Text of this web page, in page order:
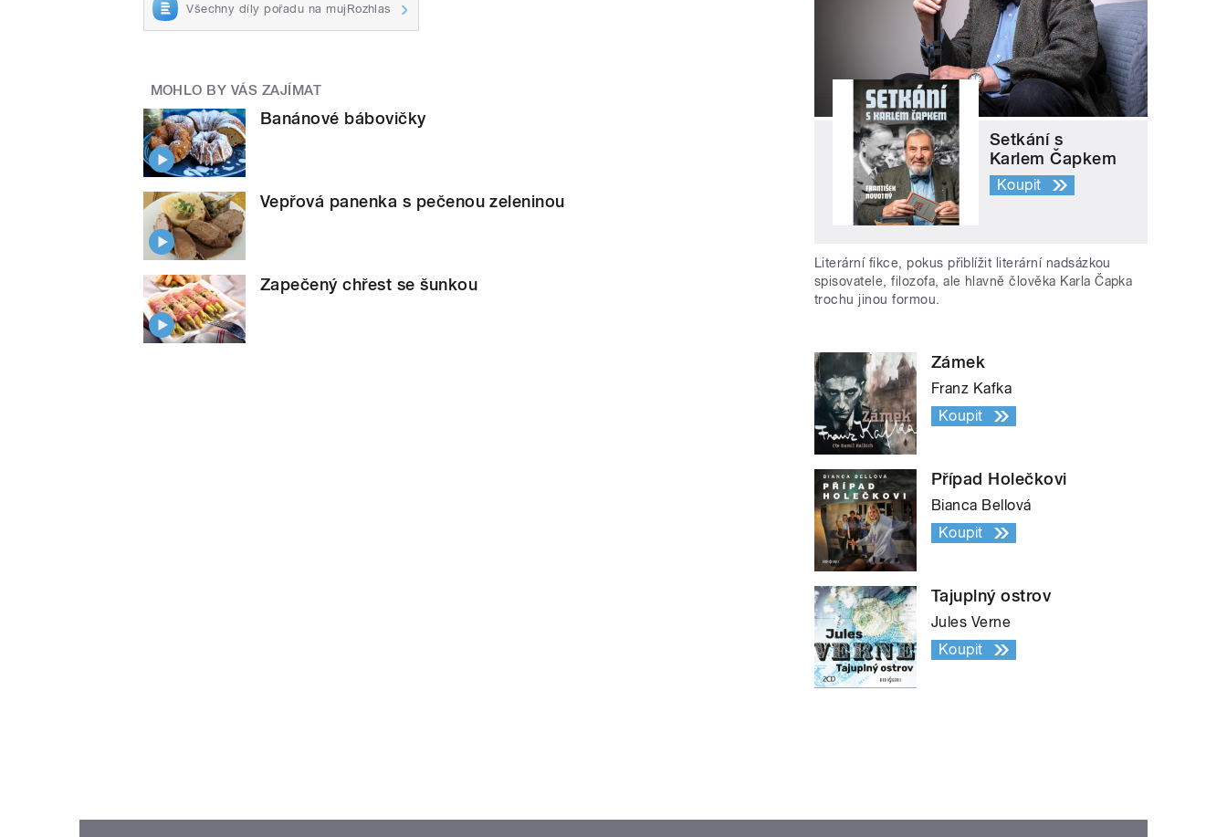
Všechny díly pořadu na mujRozhlas
MOHLO BY VÁS ZAJÍMAT
Banánové bábovičky
Vepřová panenka s pečenou zeleninou
Zapečený chřest se šunkou
Setkání s
Karlem Čapkem
Koupit
Literární fikce, pokus přiblížit literární nadsázkou
spisovatele, filozofa, ale hlavně člověka Karla Čapka
trochu jinou formou.
Zámek
Franz Kafka
Koupit
Případ Holečkovi
Bianca Bellová
Koupit
Tajuplný ostrov
Jules Verne
Koupit